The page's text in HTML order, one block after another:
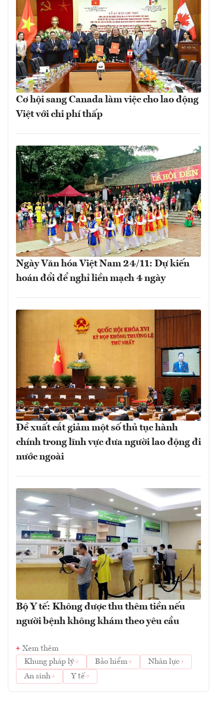
Cơ hội sang Canada làm việc cho lao động
Việt với chi phí thấp
Ngày Văn hóa Việt Nam 24/11: Dự kiến
hoán đổi để nghỉ liền mạch 4 ngày
Đề xuất cắt giảm một số thủ tục hành
chính trong lĩnh vực đưa người lao động đi
nước ngoài
Bộ Y tế: Không được thu thêm tiền nếu
người bệnh không khám theo yêu cầu
Xem thêm
Khung pháp lý
Bảo hiểm
Nhân lực
An sinh
Y tế